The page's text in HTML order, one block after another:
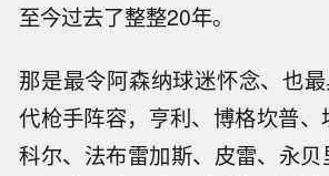
至今过去了整整20年。
那是最令阿森纳球迷怀念、也
代枪手阵容，亨利、博格坎普
科尔、法布雷加斯、皮雷、永